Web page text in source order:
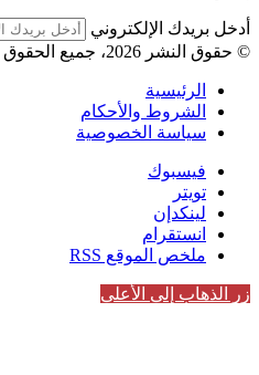
أدخل بريدك الإلكتروني
© حقوق النشر 2026، جميع الحقوق محفوظة. |
الرئيسية
الشروط والأحكام
سياسة الخصوصية
فيسبوك
تويتر
لينكدإن
انستقرام
ملخص الموقع RSS
زر الذهاب إلى الأعلى